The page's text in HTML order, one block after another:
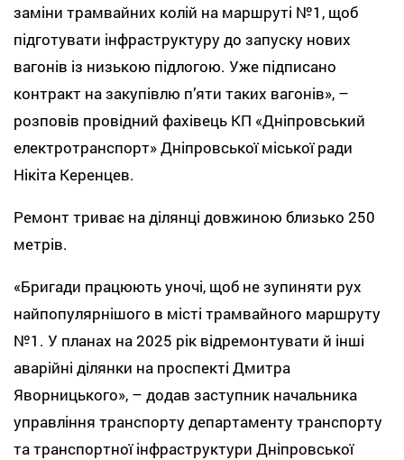
заміни трамвайних колій на маршруті №1, щоб
підготувати інфраструктуру до запуску нових
вагонів із низькою підлогою. Уже підписано
контракт на закупівлю п’яти таких вагонів», –
розповів провідний фахівець КП «Дніпровський
електротранспорт» Дніпровської міської ради
Нікіта Керенцев.
Ремонт триває на ділянці довжиною близько 250
метрів.
«Бригади працюють уночі, щоб не зупиняти рух
найпопулярнішого в місті трамвайного маршруту
№1. У планах на 2025 рік відремонтувати й інші
аварійні ділянки на проспекті Дмитра
Яворницького», – додав заступник начальника
управління транспорту департаменту транспорту
та транспортної інфраструктури Дніпровської